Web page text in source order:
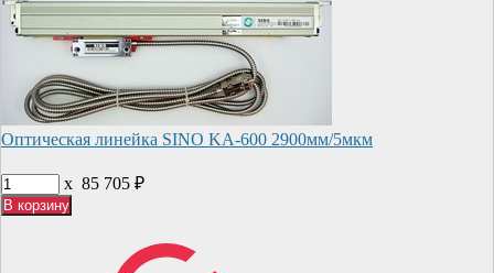
Оптическая линейка SINO KA-600 2900мм/5мкм
x 85 705 ₽